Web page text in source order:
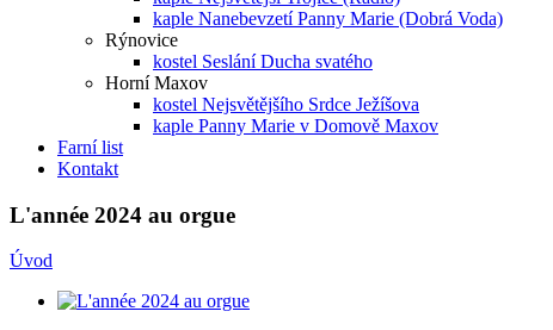
kaple Nanebevzetí Panny Marie (Dobrá Voda)
Rýnovice
kostel Seslání Ducha svatého
Horní Maxov
kostel Nejsvětějšího Srdce Ježíšova
kaple Panny Marie v Domově Maxov
Farní list
Kontakt
L'année 2024 au orgue
Úvod